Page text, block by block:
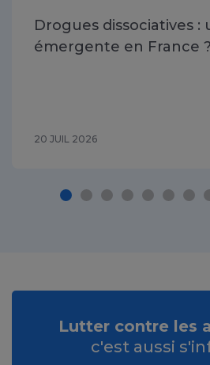
Drogues dissociatives :
émergente en France ?
20 JUIL 2026
Lutter contre les
c'est aussi